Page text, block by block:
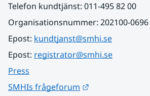
Telefon kundtjänst: 011-495 82 00
Organisationsnummer: 202100-0696
Epost: kundtjanst@smhi.se
Epost: registrator@smhi.se
Press
SMHIs frågeforum